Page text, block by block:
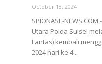
October 18, 2024
SPIONASE-
Utara Polda Sulsel
Lantas) kembali
2024 hari ke 4...